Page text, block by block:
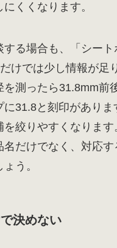
くくなります。
する場合も、「シート
けでは少し情報が足
を測ったら31.8mm前
に31.8と刻印がありま
を絞りやすくなりま
名だけでなく、対応
う。
決めない